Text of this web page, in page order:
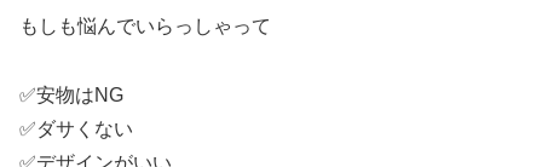
もしも悩んでいらっしゃって
✅安物はNG
✅ダサくない
✅デザインがいい